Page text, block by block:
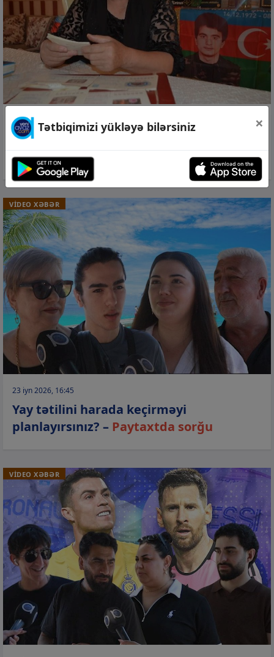
26 iyn 2026, 20:25
“20 Yanvarda itkin cərgəsində durub
ağlayırdım” –
VİDEO XƏBƏR
23 iyn 2026, 16:45
Yay tətilini harada keçirməyi
planlayırsınız? – Paytaxtda sorğu
VİDEO XƏBƏR
Tətbiqimizi yükləyə bilərsiniz ×